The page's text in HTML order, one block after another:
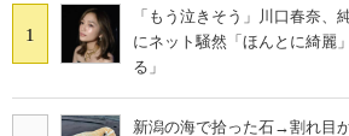
1
「もう泣きそう」川口春奈、
にネット騒然「ほんとに綺麗
る」
新潟の海で拾った石→割れ目